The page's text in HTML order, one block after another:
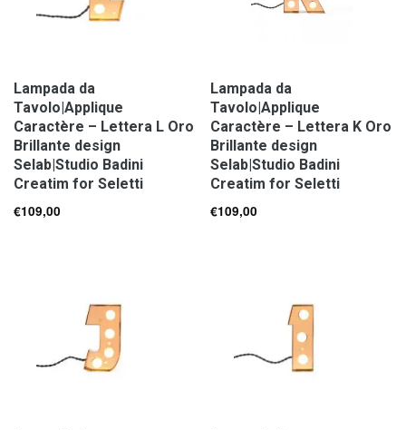
Lampada da
Tavolo|Applique
Caractère – Lettera L Oro
Brillante design
Selab|Studio Badini
Creatim for Seletti
€109,00
Lampada da
Tavolo|Applique
Caractère – Lettera K Oro
Brillante design
Selab|Studio Badini
Creatim for Seletti
€109,00